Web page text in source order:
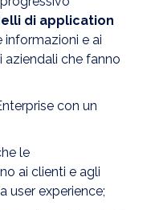
di application
informazioni e ai
aziendali che fanno
con un
le
ai clienti e agli
user experience;